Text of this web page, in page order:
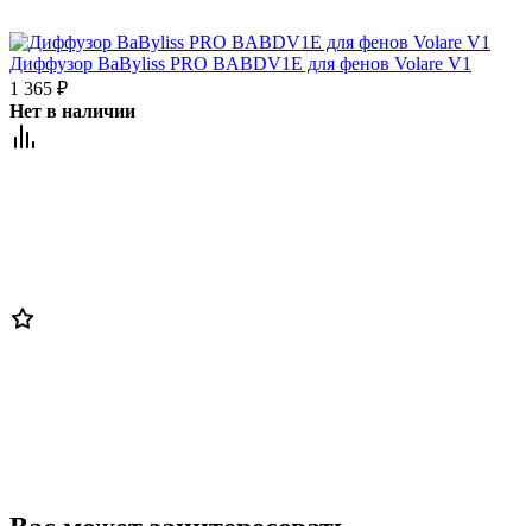
Диффузор BaByliss PRO BABDV1E для фенов Volare V1
1 365 ₽
Нет в наличии